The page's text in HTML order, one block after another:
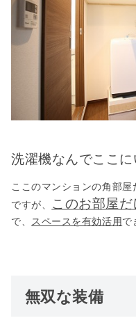
洗濯機なんでここ
ここのマンションの角部屋
ですが、 このお部屋
で、 スペースを有効活用で
無双な装備